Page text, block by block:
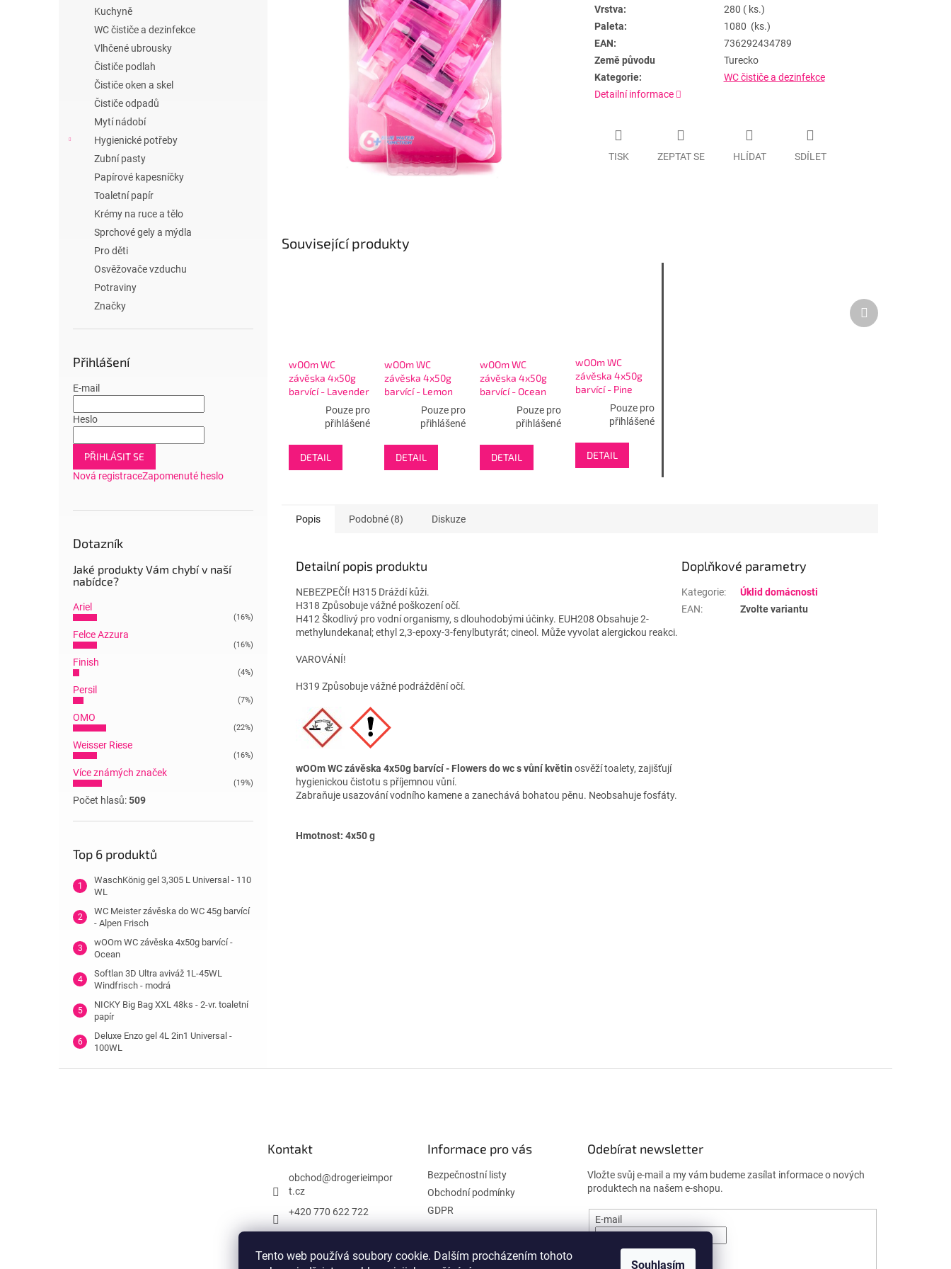
Tento web používá soubory cookie. Dalším procházením tohoto
Souhlasím
Kuchyně
WC čističe a dezinfekce
Vlhčené ubrousky
Čističe podlah
Čističe oken a skel
Čističe odpadů
Mytí nádobí
Hygienické potřeby
Zubní pasty
Papírové kapesníčky
Toaletní papír
Krémy na ruce a tělo
Sprchové gely a mýdla
Pro děti
Osvěžovače vzduchu
Potraviny
Značky
Přihlášení
E-mail
Heslo
PŘIHLÁSIT SE
Nová registraceZapomenuté heslo
Dotazník
Jaké produkty Vám chybí v naší
nabídce?
Ariel
(16%)
Felce Azzura
(16%)
Finish
(4%)
Persil
(7%)
OMO
(22%)
Weisser Riese
(16%)
Více známých značek
(19%)
Počet hlasů:509
Top 6 produktů
WaschKönig gel 3,305 L Universal - 110
WL
WC Meister závěska do WC 45g barvící
- Alpen Frisch
wOOm WC závěska 4x50g barvící -
Ocean
Softlan 3D Ultra aviváž 1L-45WL
Windfrisch - modrá
NICKY Big Bag XXL 48ks - 2-vr. toaletní
papír
Deluxe Enzo gel 4L 2in1 Universal -
100WL
Vrstva:
280 ( ks.)
Paleta:
1080 (ks.)
EAN:
736292434789
Země původu
Turecko
Kategorie:
WC čističe a dezinfekce
Detailní informace
TISK ZEPTAT SE HLÍDAT SDÍLET
Související produkty
wOOm WC
závěska 4x50g
barvící - Lavender
Pouze pro
přihlášené
DETAIL
wOOm WC
závěska 4x50g
barvící - Lemon
Pouze pro
přihlášené
DETAIL
wOOm WC
závěska 4x50g
barvící - Ocean
Pouze pro
přihlášené
DETAIL
wOOm WC
závěska 4x50g
barvící - Pine
Pouze pro
přihlášené
DETAIL
Další
produkt
Popis Podobné (8) Diskuze
Detailní popis produktu
NEBEZPEČÍ! H315 Dráždí kůži.
H318 Způsobuje vážné poškození očí.
H412 Škodlivý pro vodní organismy, s dlouhodobými účinky. EUH208 Obsahuje 2-
methylundekanal; ethyl 2,3-epoxy-3-fenylbutyrát; cineol. Může vyvolat alergickou reakci.
VAROVÁNÍ!
H319 Způsobuje vážné podráždění očí.
wOOm WC závěska 4x50g barvící - Flowers do wc s vůní květin osvěží toalety, zajišťují
hygienickou čistotu s příjemnou vůní.
Zabraňuje usazování vodního kamene a zanechává bohatou pěnu. Neobsahuje fosfáty.
Hmotnost: 4x50 g
Doplňkové parametry
Kategorie:
Úklid domácnosti
EAN: Zvolte variantu
Kontakt
obchod@drogerieimpor
t.cz
+420 770 622 722
Informace pro vás
Bezpečnostní listy
Obchodní podmínky
GDPR
Odebírat newsletter
Vložte svůj e-mail a my vám budeme zasílat informace o nových
produktech na našem e-shopu.
E-mail